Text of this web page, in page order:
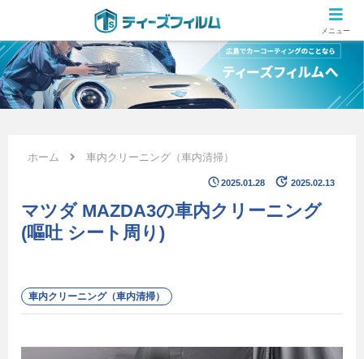
広島のカーコーティング専門店 ティーズフィルムの施工ブログ
ホーム 車内クリーニング（車内清掃）
2025.01.28 2025.02.13
マツダ MAZDA3の車内クリーニング
(嘔吐 シート周り)
車内クリーニング（車内清掃）
メニュー